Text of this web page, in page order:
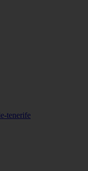
tenerife